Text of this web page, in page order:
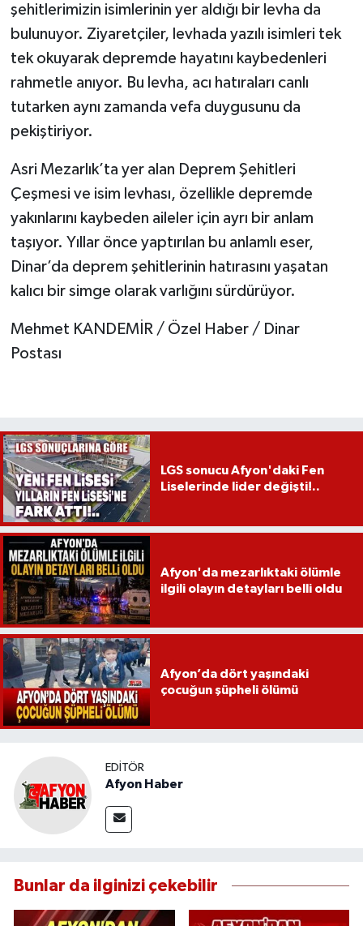
şehitlerimizin isimlerinin yer aldığı bir levha da
bulunuyor. Ziyaretçiler, levhada yazılı isimleri tek
tek okuyarak depremde hayatını kaybedenleri
rahmetle anıyor. Bu levha, acı hatıraları canlı
tutarken aynı zamanda vefa duygusunu da
pekiştiriyor.
Asri Mezarlık’ta yer alan Deprem Şehitleri
Çeşmesi ve isim levhası, özellikle depremde
yakınlarını kaybeden aileler için ayrı bir anlam
taşıyor. Yıllar önce yaptırılan bu anlamlı eser,
Dinar’da deprem şehitlerinin hatırasını yaşatan
kalıcı bir simge olarak varlığını sürdürüyor.
Mehmet KANDEMİR / Özel Haber / Dinar
Postası
LGS sonucu Afyon'daki Fen
Liselerinde lider değişti!..
Afyon'da mezarlıktaki ölümle
ilgili olayın detayları belli oldu
Afyon’da dört yaşındaki
çocuğun şüpheli ölümü
EDITÖR
Afyon Haber
Bunlar da ilginizi çekebilir